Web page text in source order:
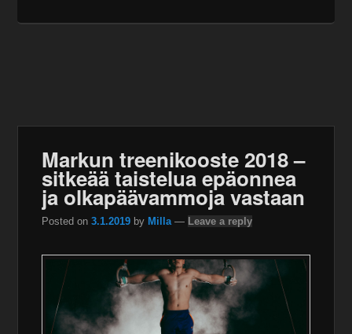
Markun treenikooste 2018 –
sitkeää taistelua epäonnea
ja olkapäävammoja vastaan
Posted on3.1.2019 by Milla — Leave a reply